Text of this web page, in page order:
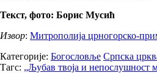
Текст, фото: Борис Мусић
Извор: Митрополија црногорско-
Категорије: Богословље Српска
Тагс: „Љубав твоја и непослушност